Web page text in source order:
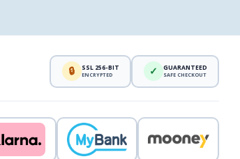
🔒 SSL 256-BIT
ENCRYPTED ✓ GUARANTEED
SAFE CHECKOUT